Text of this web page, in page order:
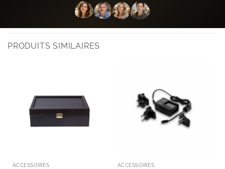
PRODUITS SIMILAIRES
ACCESSOIRES ACCESSOIRES